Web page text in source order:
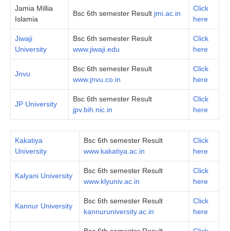
Jamia Millia
Islamia
Bsc 6th semester Result jmi.ac.in
Click
here
Jiwaji
University
Bsc 6th semester Result
www.jiwaji.edu
Click
here
Jnvu
Bsc 6th semester Result
www.jnvu.co.in
Click
here
JP University
Bsc 6th semester Result
jpv.bih.nic.in
Click
here
Kakatiya
University
Bsc 6th semester Result
www.kakatiya.ac.in
Click
here
Kalyani University
Bsc 6th semester Result
www.klyuniv.ac.in
Click
here
Kannur University
Bsc 6th semester Result
kannuruniversity.ac.in
Click
here